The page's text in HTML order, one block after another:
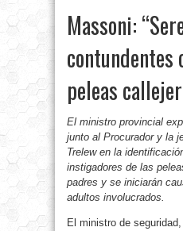
Massoni:
contundentes
peleas
El ministro provincial
junto al Procurador y la
Trelew en la
instigadores de las
padres y se iniciarán
adultos involucrados.
El ministro de